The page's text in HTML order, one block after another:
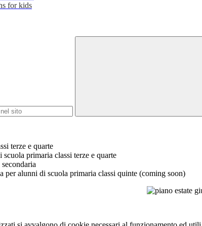
for kids
terze e quarte
primaria classi terze e quarte
alunni di scuola primaria classi quinte (coming soon)